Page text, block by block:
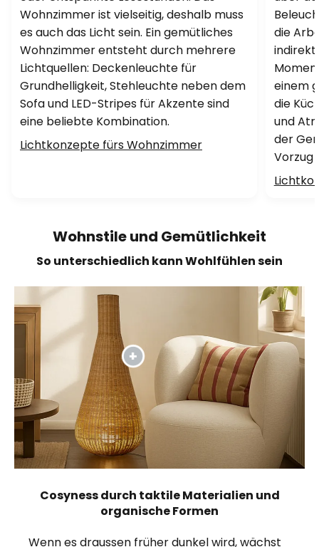
Wohnzimmer ist vielseitig, deshalb muss
es auch das Licht sein. Ein gemütliches
Wohnzimmer entsteht durch mehrere
Lichtquellen: Deckenleuchte für
Grundhelligkeit, Stehleuchte neben dem
Sofa und LED-Stripes für Akzente sind
eine beliebte Kombination.
Lichtkonzepte fürs Wohnzimmer
die
einem
die
und
der
Vorzug
Wohnstile und Gemütlichkeit
So unterschiedlich kann Wohlfühlen sein
Cosyness durch taktile Materialien und
organische Formen
Wenn es draussen früher dunkel wird, wächst